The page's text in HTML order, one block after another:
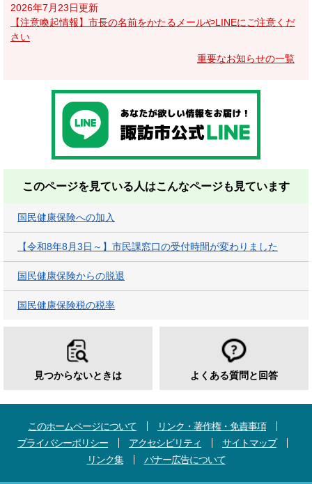
2026年7月23日更新
【注意喚起情報】市長の名前をかたるメールやLINEにご注意くだ
さい
重要なお知らせの一覧
このページを見ている人はこんなページも見ています
国民健康保険への加入
【令和8年8月3日～】市民課窓口の受付時間が変わりました
国民健康保険からの脱退
国民健康保険税の税率
見つからないときは よくある質問と回答
このホームページについて
リンク・著作権・免責事項
プライバシーポリシー
アクセシビリティ
サイトマップ
リンク集
バナー広告について